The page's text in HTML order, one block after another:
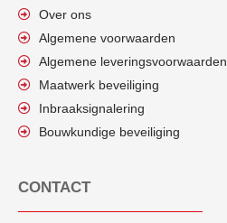
Over ons
Algemene voorwaarden
Algemene leveringsvoorwaarden
Maatwerk beveiliging
Inbraaksignalering
Bouwkundige beveiliging
CONTACT